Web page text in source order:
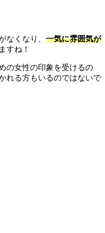
なくなり、 一気に雰囲気が
すね！
の女性の印象を受けるの
れる方もいるのではないで